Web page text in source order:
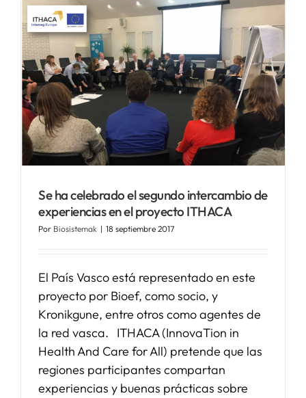
Se ha celebrado el segundo intercambio de
experiencias en el proyecto ITHACA
Por Biosistemak | 18 septiembre 2017
El País Vasco está representado en este
proyecto por Bioef, como socio, y
Kronikgune, entre otros como agentes de
la red vasca. ITHACA (InnovaTion in
Health And Care for All) pretende que las
regiones participantes compartan
experiencias y buenas prácticas sobre